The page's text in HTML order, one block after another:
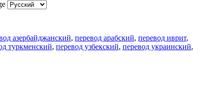
азербайджанский, перевод арабский, перевод иврит,
туркменский, перевод узбекский, перевод украинский,